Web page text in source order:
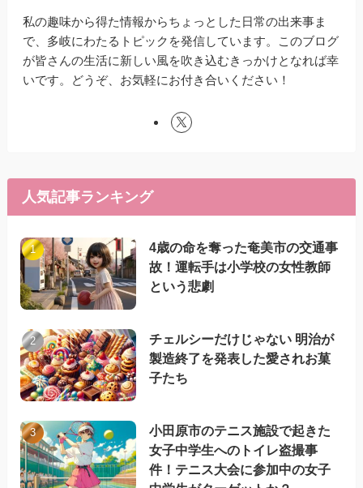
私の趣味から得た情報からちょっとした日常の出来事ま
で、多岐にわたるトピックを発信しています。このブログ
が皆さんの生活に新しい風を吹き込むきっかけとなれば幸
いです。どうぞ、お気軽にお付き合いください！
人気記事ランキング
4歳の命を奪った奄美市の交通事
故！運転手は小学校の女性教師
という悲劇
チェルシーだけじゃない 明治が
製造終了を発表した愛されお菓
子たち
小田原市のテニス施設で起きた
女子中学生へのトイレ盗撮事
件！テニス大会に参加中の女子